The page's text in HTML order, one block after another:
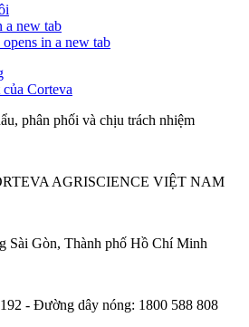
a new tab
opens in a new tab
Corteva
phân phối và chịu trách nhiệm
AGRISCIENCE VIỆT NAM
Sài Gòn, Thành phố Hồ Chí Minh
- Đường dây nóng: 1800 588 808